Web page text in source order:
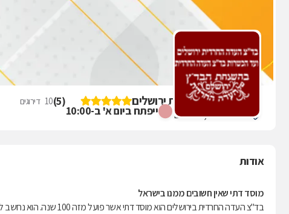
ייפתח ביום א' ב-10:00
בד"צ העדה החרדית ירושלים (
5
)
10 דירוגים
שטראוס 26, ירושלים
אודות
מוסד דתי שאין חשובים ממנו בישראל
בד''צ העדה החרדית